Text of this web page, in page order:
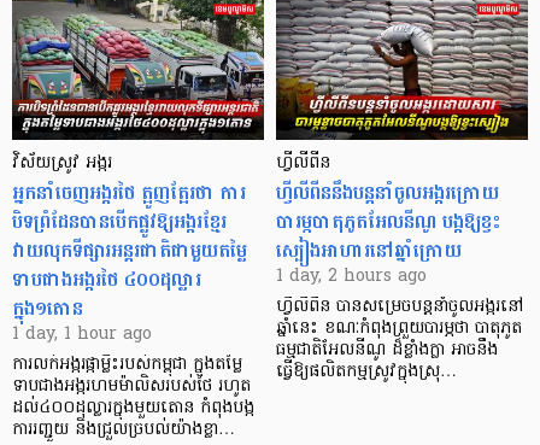
វិស័យស្រូវ អង្ករ
អ្នកនាំចេញអង្ករថៃ ត្អូញត្អែរថា ការ
បិទព្រំដែនបានបើកផ្លូវឱ្យអង្ករខ្មែរ
វាយលុកទីផ្សារអន្តរជាតិជាមួយតម្លៃ
ទាបជាងអង្ករថៃ ៤០០ដុល្លារ
ក្នុង១តោន
1 day, 1 hour ago
ការលក់អង្ករផ្កាម្លិះរបស់កម្ពុជា ក្នុងតម្លៃ
ទាបជាងអង្ករហមម៉ាលិសរបស់ថៃ រហូត
ដល់៤០០ដុល្លារក្នុងមួយតោន កំពុងបង្ក
ការរញ្ជួយ និងជ្រួលច្របល់យ៉ាងខ្លា…
ហ្វីលីពីន
ហ្វីលីពីននឹងបន្តនាំចូលអង្ករក្រោយ
បារម្ភបាតុភូតអែលនីណូ បង្កឱ្យខ្វះ
ស្បៀងអាហារនៅឆ្នាំក្រោយ
1 day, 2 hours ago
ហ្វីលីពីន បាន​សម្រេចបន្តនាំចូលអង្ករនៅ
ឆ្នាំនេះ ខណៈកំពុងព្រួយបារម្ភថា បាតុភូត
ធម្មជាតិអែលនីណូ ដ៏ខ្លាំងក្លា​ អាចនឹង
ធ្វើឱ្យផលិតកម្មស្រូវក្នុងស្រុ…